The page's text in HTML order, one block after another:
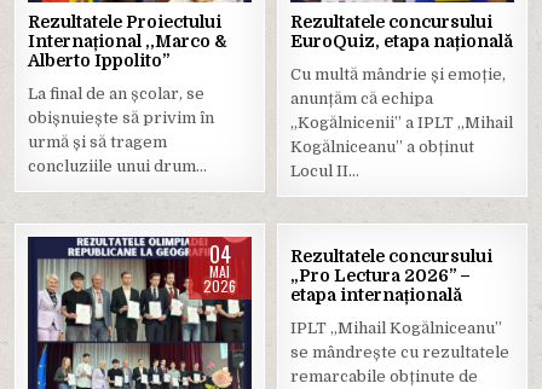
Rezultatele Proiectului
Internațional ,,Marco &
Alberto Ippolito”
La final de an școlar, se
obișnuiește să privim în
urmă și să tragem
concluziile unui drum…
Rezultatele concursului
EuroQuiz, etapa națională
Cu multă mândrie și emoție,
anunțăm că echipa
„Kogălnicenii” a IPLT „Mihail
Kogălniceanu” a obținut
Locul II…
04
MAI
2026
Posted
in
30
APR.
in
Rezultatele concursului
„Pro Lectura 2026” –
etapa internațională
IPLT „Mihail Kogălniceanu”
se mândrește cu rezultatele
remarcabile obținute de